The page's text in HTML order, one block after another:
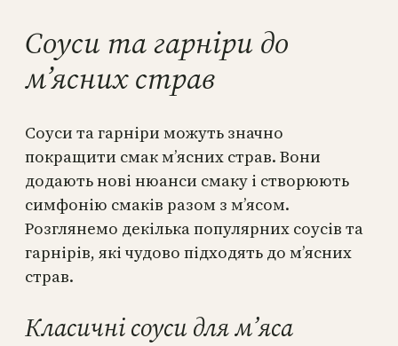
Соуси та гарніри до
м’ясних страв
Соуси та гарніри можуть значно
покращити смак м’ясних страв. Вони
додають нові нюанси смаку і створюють
симфонію смаків разом з м’ясом.
Розглянемо декілька популярних соусів та
гарнірів, які чудово підходять до м’ясних
страв.
Класичні соуси для м’яса